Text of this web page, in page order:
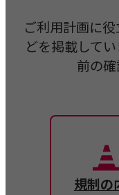
ご利用計画に
どを掲載して
前の確
規制の